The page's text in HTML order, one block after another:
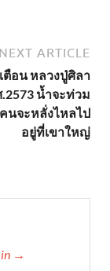
NEXT ARTICLE
ตือน หลวงปู่ศิลา
น้ำจะท่วม
นจะหลั่งไหลไป
อยู่ที่เขาใหญ่
→